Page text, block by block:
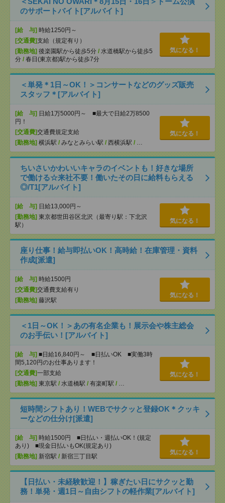
のサポートバイト[アルバイト]
[給 与] 時給1250円～
[交通費]支給（規定有り）
[勤務地] 後楽園駅から徒歩5分 / 水道橋駅から徒歩5
分 / 春日(東京都)駅から徒歩7分
気になる！
＜単発＊1日～OK！＞コンサートなどのグッズ販売
スタッフ＊[アルバイト]
[給 与] 日給1万5000円～ ■最大で日給2万8500
円！
[交通費]交通費規定支給
[勤務地] 横浜駅 / みなとみらい駅 / 西横浜駅 / …
気になる！
ちいさいかわいいキャラのイベントも！好きな場所
で働ける☆来社不要！働いたその日に給料もらえる
◎/T1[アルバイト]
[給 与] 日給13,000円～
[勤務地] 東京都世田谷区北沢（最寄り駅：下北沢
駅）
気になる！
座り仕事！給与即払いOK！高時給！在庫管理・資料
作成[派遣]
[給 与] 時給1500円
[交通費]交通費支給有り
[勤務地] 藤沢駅
気になる！
＜1日～OK！＞あの有名企業も！展示会や株主総会
のお手伝い！[アルバイト]
[給 与] ■日給16,840円～ ■日払いOK ■実働3時
間5,120円のお仕事あります！
[交通費]一部支給
[勤務地] 東京駅 / 水道橋駅 / 有楽町駅 / …
気になる！
短時間シフトあり！WEBでサクッと登録OK＊クッキ
ーなどの仕分け[派遣]
[給 与] 時給1500円 ■日払い・週払いOK！(規定
あり) ■現金日払いもOK(規定あり)
[勤務地] 新宿駅 / 新宿三丁目駅
気になる！
【日払い・未経験歓迎！】稼ぎたい日にサクッと勤
務！単発・週1日～自由シフトの軽作業[アルバイト]